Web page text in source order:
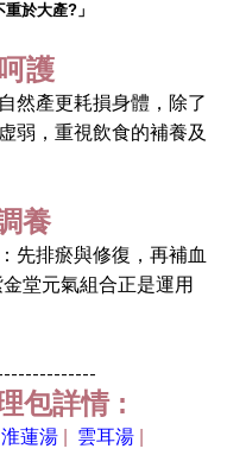
於大產?」
護
然產更耗損身體，除了
弱，重視飲食的補養及
養
先排瘀與修復，再補血
堂元氣組合正是運用
包詳情 :
淮蓮湯 雲耳湯